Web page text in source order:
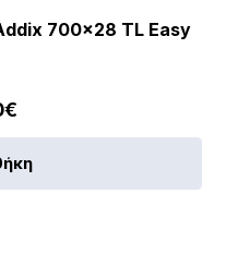
700×28 TL Easy
€